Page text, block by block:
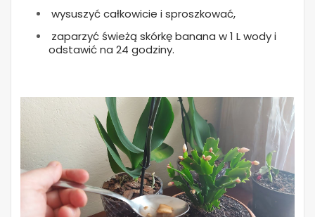
wysuszyć całkowicie i sproszkować,
zaparzyć świeżą skórkę banana w 1 L wody i
odstawić na 24 godziny.